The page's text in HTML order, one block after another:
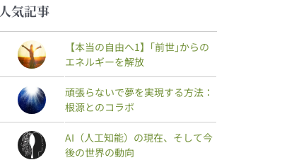
人気記事
【本当の自由へ1】｢前世｣からの
エネルギーを解放
頑張らないで夢を実現する方法：
根源とのコラボ
AI（人工知能）の現在、そして今
後の世界の動向